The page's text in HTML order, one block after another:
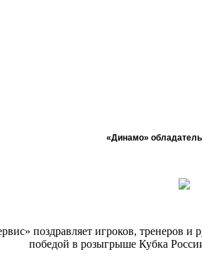
«Динамо»
поздравляет игроков, тренеров
победой в розыгрыше Кубка